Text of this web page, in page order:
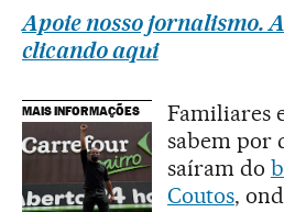
Apoie nosso jornalismo.
clicando aqui
MAIS INFORMAÇÕES
Familiares
sabem por
saíram do
Coutos,